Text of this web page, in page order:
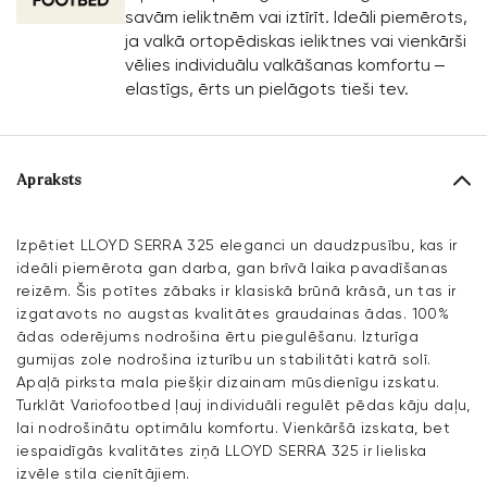
savām ieliktnēm vai iztīrīt. Ideāli piemērots,
ja valkā ortopēdiskas ieliktnes vai vienkārši
vēlies individuālu valkāšanas komfortu –
elastīgs, ērts un pielāgots tieši tev.
Apraksts
Izpētiet LLOYD SERRA 325 eleganci un daudzpusību, kas ir
ideāli piemērota gan darba, gan brīvā laika pavadīšanas
reizēm. Šis potītes zābaks ir klasiskā brūnā krāsā, un tas ir
izgatavots no augstas kvalitātes graudainas ādas. 100%
ādas oderējums nodrošina ērtu piegulēšanu. Izturīga
gumijas zole nodrošina izturību un stabilitāti katrā solī.
Apaļā pirksta mala piešķir dizainam mūsdienīgu izskatu.
Turklāt Variofootbed ļauj individuāli regulēt pēdas kāju daļu,
lai nodrošinātu optimālu komfortu. Vienkāršā izskata, bet
iespaidīgās kvalitātes ziņā LLOYD SERRA 325 ir lieliska
izvēle stila cienītājiem.